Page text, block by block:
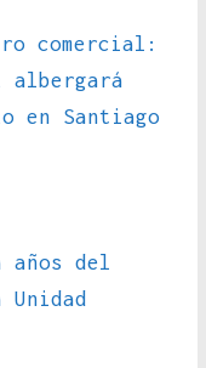
comercial:
en Santiago
años del